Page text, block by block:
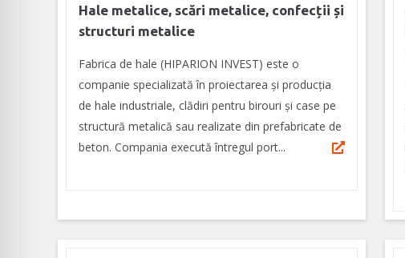
Hale metalice, scări metalice, confecții și
structuri metalice
Fabrica de hale (HIPARION INVEST) este o
companie specializată în proiectarea şi producţia
de hale industriale, clădiri pentru birouri și case pe
structură metalică sau realizate din prefabricate de
beton. Compania execută întregul port...